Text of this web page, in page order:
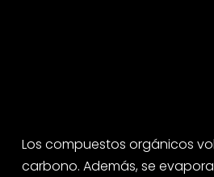
Los compuestos orgánicos
carbono. Además, se